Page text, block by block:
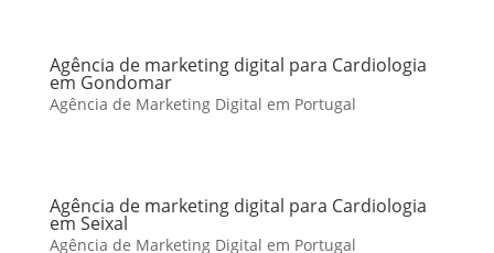
Agência de marketing digital para Cardiologia
em Gondomar
Agência de Marketing Digital em Portugal
Agência de marketing digital para Cardiologia
em Seixal
Agência de Marketing Digital em Portugal